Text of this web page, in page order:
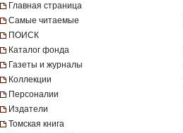
Главная страница
Самые читаемые
ПОИСК
Каталог фонда
Газеты и журналы
Коллекции
Персоналии
Издатели
Томская книга